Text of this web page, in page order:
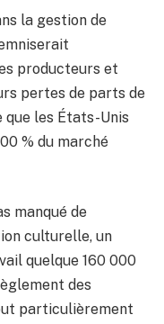
la gestion de
producteurs et
pertes de parts de
que les États-Unis
% du marché
manqué de
culturelle, un
quelque 160 000
des
particulièrement